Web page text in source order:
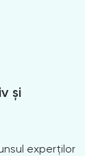
și
experților